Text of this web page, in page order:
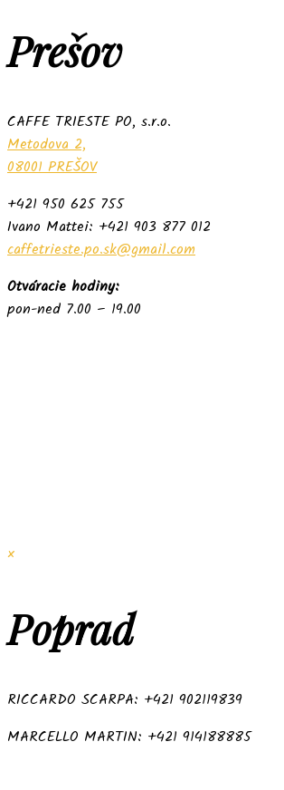
Prešov
CAFFE TRIESTE PO, s.r.o.
Metodova 2,
08001 PREŠOV
+421 950 625 755
Ivano Mattei: +421 903 877 012
caffetrieste.po.sk@gmail.com
Otváracie hodiny:
pon-ned 7.00 – 19.00
×
Poprad
RICCARDO SCARPA: +421 902119839
MARCELLO MARTIN: +421 914188885